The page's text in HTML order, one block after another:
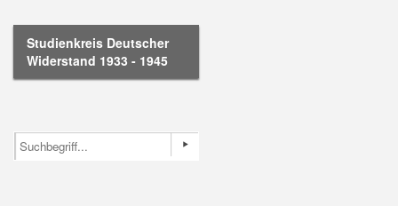
Studienkreis Deutscher
Widerstand 1933 - 1945